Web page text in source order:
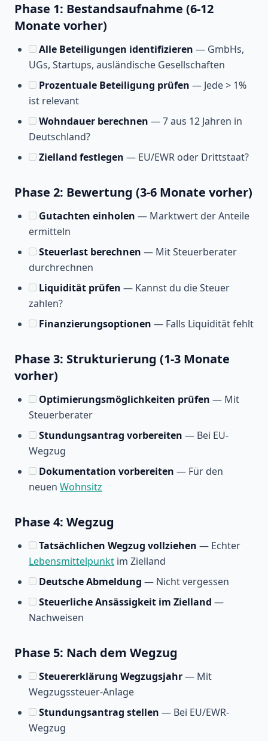
Phase 1: Bestandsaufnahme (6-12
Monate vorher)
Alle Beteiligungen identifizieren — GmbHs,
UGs, Startups, ausländische Gesellschaften
Prozentuale Beteiligung prüfen — Jede > 1%
ist relevant
Wohndauer berechnen — 7 aus 12 Jahren in
Deutschland?
Zielland festlegen — EU/EWR oder Drittstaat?
Phase 2: Bewertung (3-6 Monate vorher)
Gutachten einholen — Marktwert der Anteile
ermitteln
Steuerlast berechnen — Mit Steuerberater
durchrechnen
Liquidität prüfen — Kannst du die Steuer
zahlen?
Finanzierungsoptionen — Falls Liquidität fehlt
Phase 3: Strukturierung (1-3 Monate
vorher)
Optimierungsmöglichkeiten prüfen — Mit
Steuerberater
Stundungsantrag vorbereiten — Bei EU-
Wegzug
Dokumentation vorbereiten — Für den
neuen Wohnsitz
Phase 4: Wegzug
Tatsächlichen Wegzug vollziehen — Echter
Lebensmittelpunkt im Zielland
Deutsche Abmeldung — Nicht vergessen
Steuerliche Ansässigkeit im Zielland —
Nachweisen
Phase 5: Nach dem Wegzug
Steuererklärung Wegzugsjahr— Mit
Wegzugssteuer-Anlage
Stundungsantrag stellen — Bei EU/EWR-
Wegzug